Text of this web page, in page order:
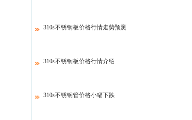
310s不锈钢板价格行情走势预测
310s不锈钢板价格行情介绍
310s不锈钢管价格小幅下跌